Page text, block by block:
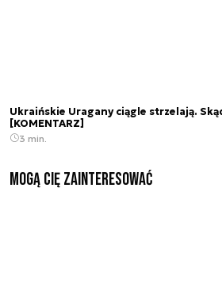
Ukraińskie Uragany ciągle strzelają.
[KOMENTARZ]
3 min.
Mogą Cię zainteresować